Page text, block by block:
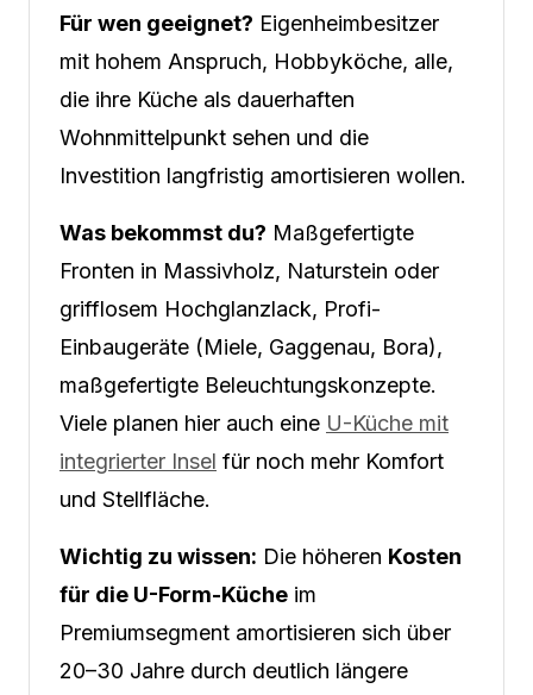
Für wen geeignet? Eigenheimbesitzer
mit hohem Anspruch, Hobbyköche, alle,
die ihre Küche als dauerhaften
Wohnmittelpunkt sehen und die
Investition langfristig amortisieren wollen.
Was bekommst du? Maßgefertigte
Fronten in Massivholz, Naturstein oder
grifflosem Hochglanzlack, Profi-
Einbaugeräte (Miele, Gaggenau, Bora),
maßgefertigte Beleuchtungskonzepte.
Viele planen hier auch eine U-Küche mit
integrierter Insel für noch mehr Komfort
und Stellfläche.
Wichtig zu wissen: Die höheren Kosten
für die U-Form-Küche im
Premiumsegment amortisieren sich über
20–30 Jahre durch deutlich längere